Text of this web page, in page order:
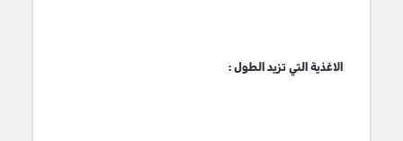
الاغذية التي تزيد الطول :